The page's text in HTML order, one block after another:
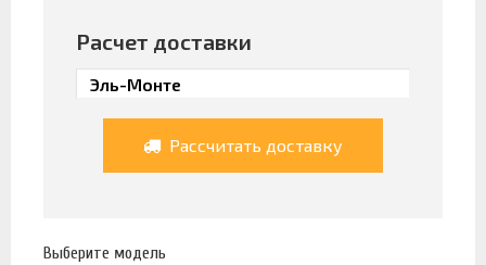
Расчет доставки
Рассчитать доставку
Выберите модель